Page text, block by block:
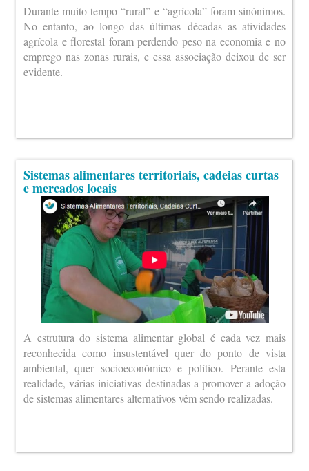
Durante muito tempo “rural” e “agrícola” foram sinónimos.
No entanto, ao longo das últimas décadas as atividades
agrícola e florestal foram perdendo peso na economia e no
emprego nas zonas rurais, e essa associação deixou de ser
evidente.
Sistemas alimentares territoriais, cadeias curtas
e mercados locais
A estrutura do sistema alimentar global é cada vez mais
reconhecida como insustentável quer do ponto de vista
ambiental, quer socioeconómico e político. Perante esta
realidade, várias iniciativas destinadas a promover a adoção
de sistemas alimentares alternativos vêm sendo realizadas.